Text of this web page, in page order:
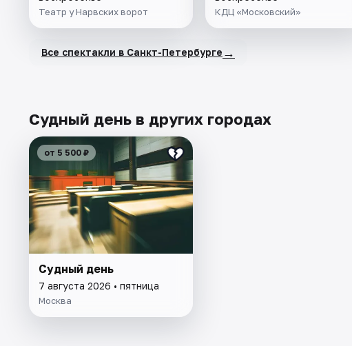
Театр у Нарвских ворот КДЦ «Московский»
Все спектакли в Санкт-Петербурге →
Судный день в других городах
от 5 500 ₽
Судный день
7 августа 2026 • пятница
Москва